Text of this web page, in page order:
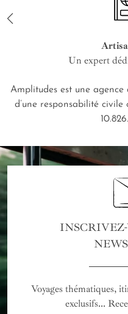
Un expert
Amplitudes est une
d’une responsabilité civile
Voyages thématiques,
exclusifs...